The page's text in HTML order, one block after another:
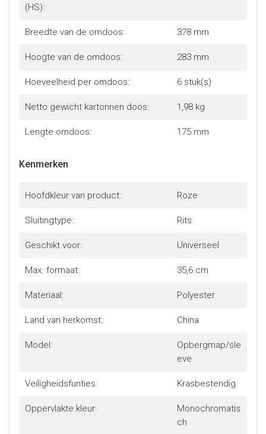
(HS):
Breedte van de omdoos: 378 mm
Hoogte van de omdoos: 283 mm
Hoeveelheid per omdoos: 6 stuk(s)
Netto gewicht kartonnen doos: 1,98 kg
Lengte omdoos: 175 mm
Kenmerken
Hoofdkleur van product: Roze
Sluitingtype: Rits
Geschikt voor: Universeel
Max. formaat: 35,6 cm
Materiaal: Polyester
Land van herkomst: China
Model:
Opbergmap/sle
eve
Veiligheidsfunties: Krasbestendig
Oppervlakte kleur:
Monochromatis
ch